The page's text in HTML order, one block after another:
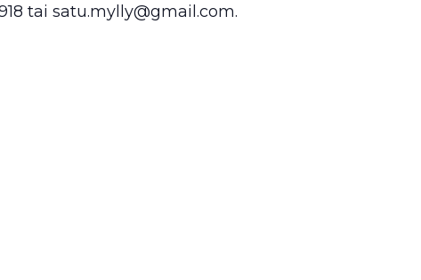
tai satu.mylly@gmail.com.